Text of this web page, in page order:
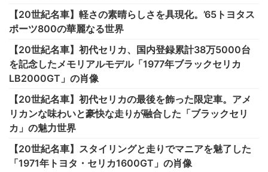
【20世紀名車】軽さの素晴らしさを具現化。’65トヨタス
ポーツ800の華麗なる世界
【20世紀名車】初代セリカ、国内登録累計38万5000台
を記念したメモリアルモデル「1977年ブラックセリカ
LB2000GT」の肖像
【20世紀名車】初代セリカの最後を飾った限定車。アメ
リカンな味わいと豪快な走りが融合した「ブラックセリ
カ」の魅力世界
【20世紀名車】スタイリングと走りでマニアを魅了した
「1971年トヨタ・セリカ1600GT」の肖像